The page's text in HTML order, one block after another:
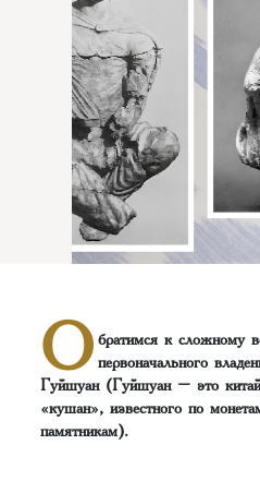
О братимся к сложному
первоначального
Гуйшуан (Гуйшуан – это
«кушан», известного по
памятникам).